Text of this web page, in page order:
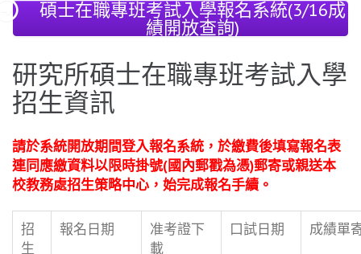
碩士在職專班考試入學報名系統(3/16成
績開放查詢)
研究所碩士在職專班考試入學
招生資訊
請於系統開放期間登入報名系統，於繳費後填寫報名表
連同應繳資料以限時掛號(國內郵戳為憑)郵寄或親送本
校教務處招生策略中心，始完成報名手續。
招
生
報名日期
准考證下
載
口試日期 成績單